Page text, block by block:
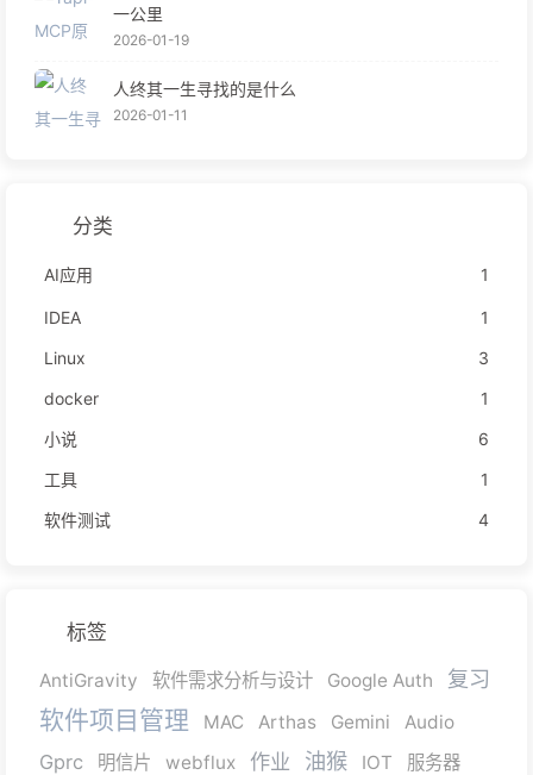
一公里
2026-01-19
人终其一生寻找的是什么
2026-01-11
分类
AI应用 1
IDEA
1
Linux
3
docker
1
小说
6
工具
1
软件测试
4
标签
AntiGravity 软件需求分析与设计 Google Auth 复习
软件项目管理 MAC Arthas Gemini Audio
Gprc 明信片 webflux 作业 油猴 IOT 服务器